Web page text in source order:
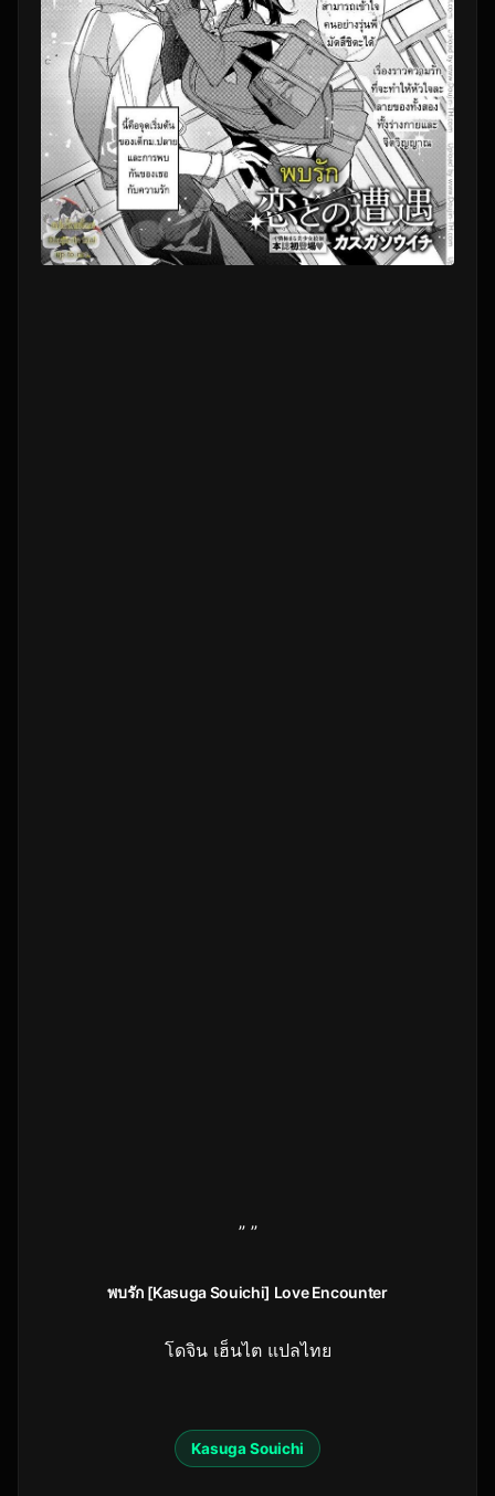
” ”
พบรัก [Kasuga Souichi] Love Encounter
โดจิน เฮ็นไต แปลไทย
Kasuga Souichi